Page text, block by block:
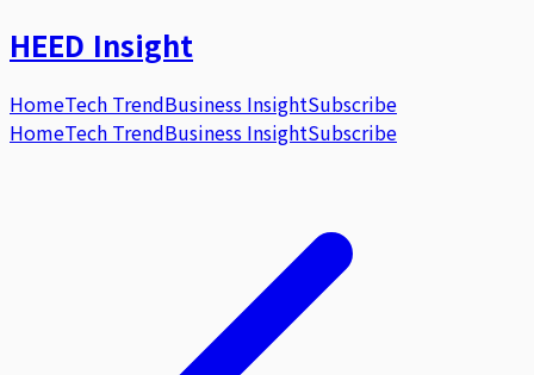
HEED Insight
HomeTech TrendBusiness InsightSubscribe
HomeTech TrendBusiness InsightSubscribe